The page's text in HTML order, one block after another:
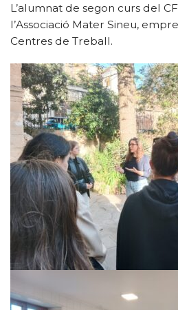
L’alumnat de segon curs del
l’Associació Mater Sineu,
Centres de Treball.